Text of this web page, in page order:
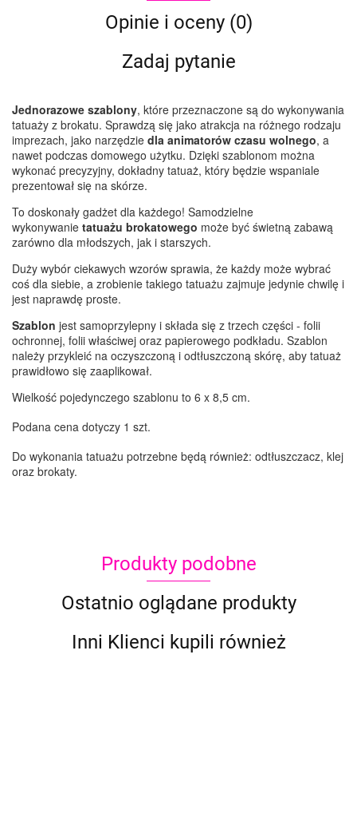
Opinie i oceny (0)
Zadaj pytanie
Jednorazowe szablony, które przeznaczone są do wykonywania
tatuaży z brokatu. Sprawdzą się jako atrakcja na różnego rodzaju
imprezach, jako narzędzie dla animatorów czasu wolnego, a
nawet podczas domowego użytku. Dzięki szablonom można
wykonać precyzyjny, dokładny tatuaż, który będzie wspaniale
prezentował się na skórze.
To doskonały gadżet dla każdego! Samodzielne
wykonywanie tatuażu brokatowego może być świetną zabawą
zarówno dla młodszych, jak i starszych.
Duży wybór ciekawych wzorów sprawia, że każdy może wybrać
coś dla siebie, a zrobienie takiego tatuażu zajmuje jedynie chwilę i
jest naprawdę proste.
Szablon jest samoprzylepny i składa się z trzech części - folii
ochronnej, folii właściwej oraz papierowego podkładu. Szablon
należy przykleić na oczyszczoną i odtłuszczoną skórę, aby tatuaż
prawidłowo się zaaplikował.
Wielkość pojedynczego szablonu to 6 x 8,5 cm.
Podana cena dotyczy 1 szt.
Do wykonania tatuażu potrzebne będą również: odtłuszczacz, klej
oraz brokaty.
Produkty podobne
Ostatnio oglądane produkty
Inni Klienci kupili również